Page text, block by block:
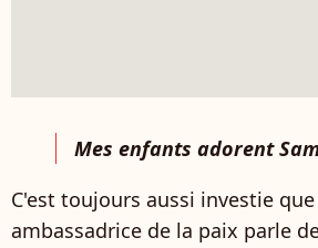
Mes enfants adorent
C'est toujours aussi investie
ambassadrice de la paix parle